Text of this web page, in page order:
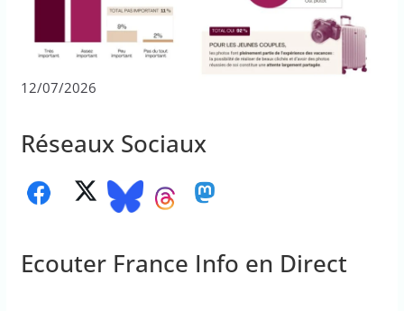
12/07/2026
Réseaux Sociaux
Ecouter France Info en Direct